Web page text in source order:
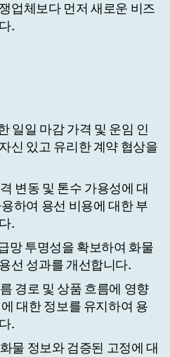
업체보다 먼저 새로운 비즈
.
일일 마감 가격 및 운임 인
신 있고 유리한 계약 협상을
변동 및 톤수 가용성에 대
하여 용선 비용에 대한 부
.
망 투명성을 확보하여 화물
선 성과를 개선합니다.
경로 및 상품 흐름에 영향
대한 정보를 유지하여 용
.
물 정보와 검증된 고정에 대